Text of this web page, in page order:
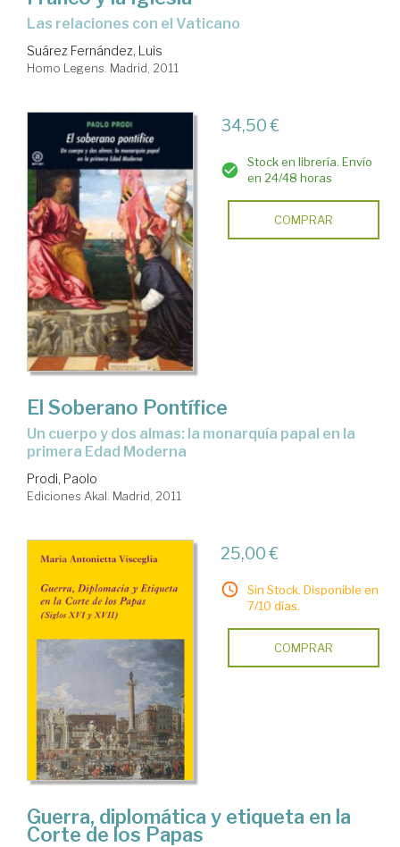
las relaciones con el Vaticano
Suárez Fernández, Luis
Homo Legens. Madrid, 2011
34,50 €
Stock en librería. Envío
en 24/48 horas
COMPRAR
El Soberano Pontífice
un cuerpo y dos almas: la monarquía papal en la
primera Edad Moderna
Prodi, Paolo
Ediciones Akal. Madrid, 2011
25,00 €
Sin Stock. Disponible en
7/10 días.
COMPRAR
Guerra, diplomática y etiqueta en la
Corte de los Papas